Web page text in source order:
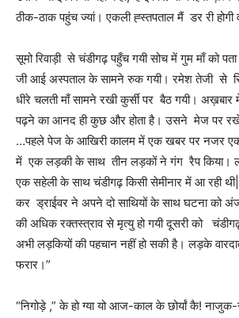
ठीक-ठाक पहुंच ज्यां। एकली ह्स्तपताल मैं डर री होगी
सूमो रिवाड़ी से चंडीगढ़ पहुँच गयी सोच में गुम माँ को पता
जी आई अस्पताल के सामने रुक गयी। रमेश तेजी से
धीरे चलती माँ सामने रखी कुर्सी पर बैठ गयी।
पढ़ने का आनद ही कुछ और होता है। उसने मेज पर रखे
…पहले पेज के आखिरी कालम में एक खबर पर नजर
में एक लड़की के साथ तीन लड़कों ने गंग रैप किया।
एक सहेली के साथ चंडीगढ़ किसी सेमीनार में आ रही
कर ड्राईवर ने अपने दो साथियों के साथ घटना को
की अधिक रक्तस्त्राव से मृत्यु हो गयी दूसरी को
अभी लड़कियों की पहचान नहीं हो सकी है। लड़के
फरार।”
“निगोड़े ,” के हो ग्या यो आज-काल के छोर्यां कै!